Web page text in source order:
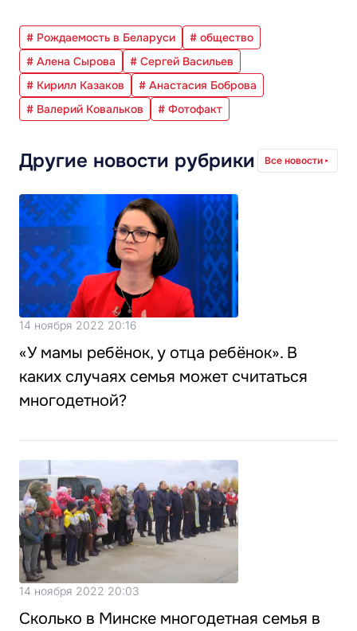
# Рождаемость в Беларуси
# общество
# Алена Сырова
# Сергей Васильев
# Кирилл Казаков
# Анастасия Боброва
# Валерий Ковальков
# Фотофакт
Другие новости рубрики Все новости
14 ноября 2022 20:16
«У мамы ребёнок, у отца ребёнок». В
каких случаях семья может считаться
многодетной?
14 ноября 2022 20:03
Сколько в Минске многодетная семья в